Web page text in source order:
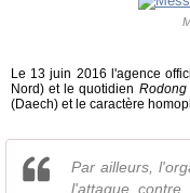
Le 13 juin 2016 l'agence
Nord) et le quotidien Rodong
(Daech) et le caractère
Par ailleurs,
l'attaque